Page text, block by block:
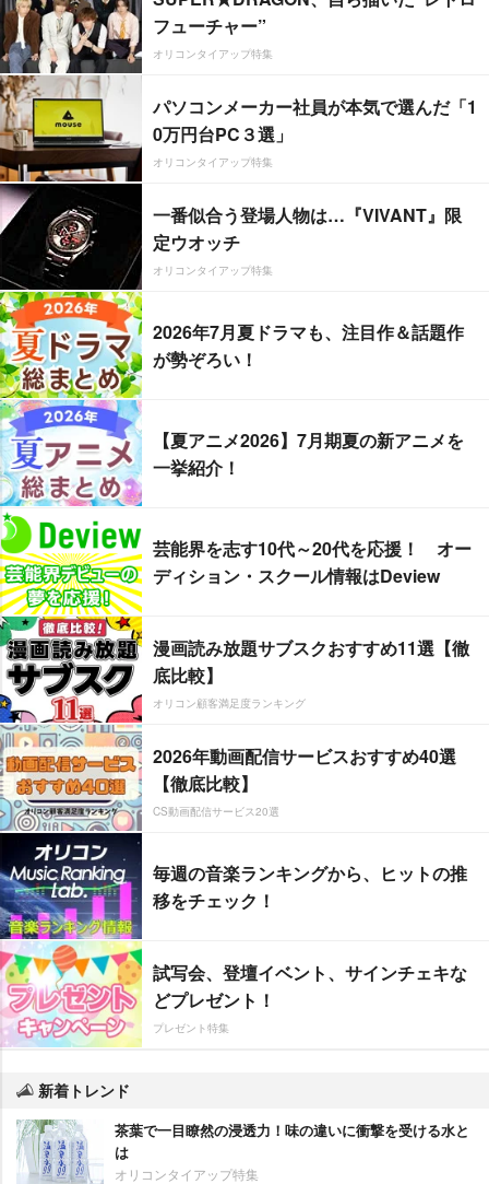
フューチャー”
オリコンタイアップ特集
パソコンメーカー社員が本気で選んだ「1
0万円台PC３選」
オリコンタイアップ特集
一番似合う登場人物は…『VIVANT』限
定ウオッチ
オリコンタイアップ特集
2026年7月夏ドラマも、注目作＆話題作
が勢ぞろい！
【夏アニメ2026】7月期夏の新アニメを
一挙紹介！
芸能界を志す10代～20代を応援！ オー
ディション・スクール情報はDeview
漫画読み放題サブスクおすすめ11選【徹
底比較】
オリコン顧客満足度ランキング
2026年動画配信サービスおすすめ40選
【徹底比較】
CS動画配信サービス20選
毎週の音楽ランキングから、ヒットの推
移をチェック！
試写会、登壇イベント、サインチェキな
どプレゼント！
プレゼント特集
新着トレンド
茶葉で一目瞭然の浸透力！味の違いに衝撃を受ける水と
は
オリコンタイアップ特集